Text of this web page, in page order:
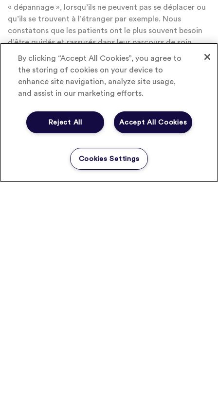
« dépannage », lorsqu’ils ne peuvent pas se déplacer ou
qu’ils se trouvent à l’étranger par exemple. Nous
constatons que les patients ont le plus souvent besoin
d’être guidés et rassurés dans leur parcours de soin,
avant de prendre rendez-vous chez un spécialiste qui
peut être long à obtenir ou pour poser les questions
qu’ils n’ont pas pu poser à leur médecin.
porter sur un traitement
By clicking “Accept All Cookies”, you agree to
the storing of cookies on your device to
enhance site navigation, analyze site usage,
and assist in our marketing efforts.
Accept All Cookies
Reject All
Cookies Settings